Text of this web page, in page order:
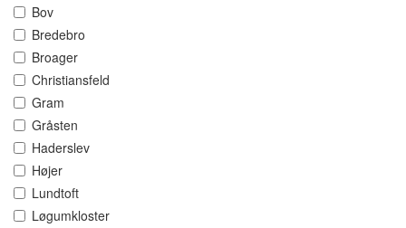
Bov
Bredebro
Broager
Christiansfeld
Gram
Gråsten
Haderslev
Højer
Lundtoft
Løgumkloster